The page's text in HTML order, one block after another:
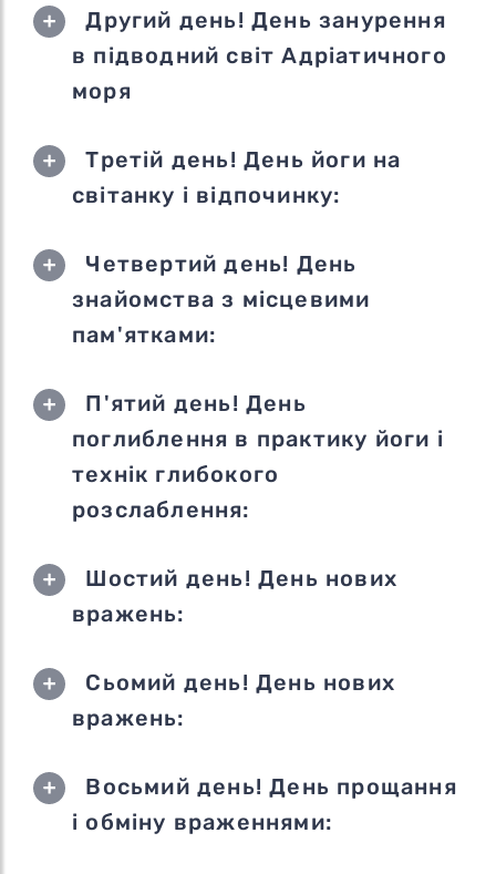
Другий день! День занурення
в підводний світ Адріатичного
моря
Третій день! День йоги на
світанку і відпочинку:
Четвертий день! День
знайомства з місцевими
пам'ятками:
П'ятий день! День
поглиблення в практику йоги і
технік глибокого
розслаблення:
Шостий день! День нових
вражень:
Сьомий день! День нових
вражень:
Восьмий день! День прощання
і обміну враженнями: